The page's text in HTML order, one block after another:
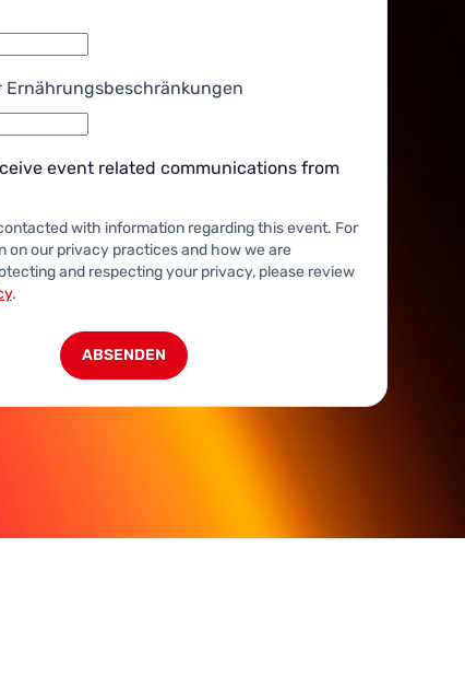
Ernährungsbeschränkungen
event related communications from
with information regarding this event. For
on our privacy practices and how we are
and respecting your privacy, please review
.